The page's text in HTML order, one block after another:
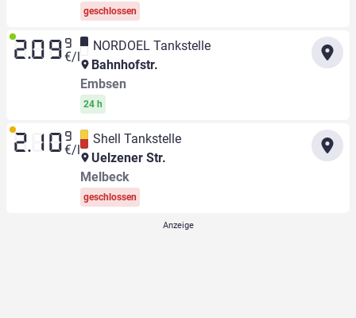
geschlossen
2.09 9
€/l
NORDOEL Tankstelle
Bahnhofstr.
Embsen
24 h
2.10 9
€/l
Shell Tankstelle
Uelzener Str.
Melbeck
geschlossen